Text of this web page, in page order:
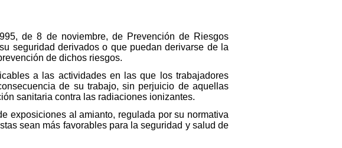
de 8 de noviembre, de Prevención de Riesgos
seguridad derivados o que puedan derivarse de la
de dichos riesgos.
a las actividades en las que los trabajadores
de su trabajo, sin perjuicio de aquellas
sanitaria contra las radiaciones ionizantes.
exposiciones al amianto, regulada por su normativa
sean más favorables para la seguridad y salud de